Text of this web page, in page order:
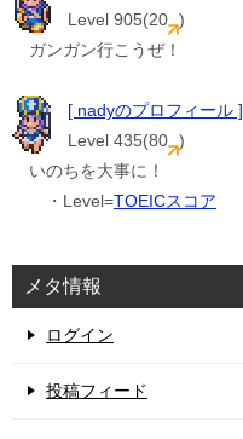
Level 905(20 )
ガンガン行こうぜ！
[ nadyのプロフィール ]
Level 435(80 )
いのちを大事に！
・Level=TOEICスコア
メタ情報
ログイン
投稿フィード